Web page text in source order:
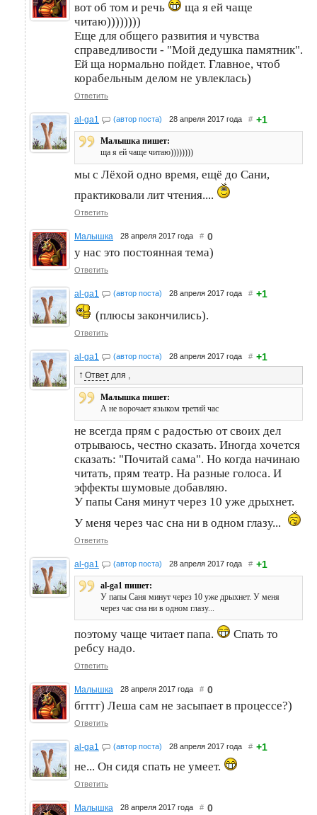
вот об том и речь
ща я ей чаще
читаю))))))))
Еще для общего развития и чувства
справедливости - "Мой дедушка памятник".
Ей ща нормально пойдет. Главное, чтоб
корабельным делом не увлеклась)
Ответить
al-ga1 (автор поста) 28 апреля 2017 года # +1
Малышка пишет:
ща я ей чаще читаю))))))))
мы с Лёхой одно время, ещё до Сани,
практиковали лит чтения....
Ответить
Малышка 28 апреля 2017 года # 0
у нас это постоянная тема)
Ответить
al-ga1 (автор поста) 28 апреля 2017 года # +1
(плюсы закончились).
Ответить
al-ga1 (автор поста) 28 апреля 2017 года # +1
↑ Ответ для ,
Малышка пишет:
А не ворочает языком третий час
не всегда прям с радостью от своих дел
отрываюсь, честно сказать. Иногда хочется
сказать: "Почитай сама". Но когда начинаю
читать, прям театр. На разные голоса. И
эффекты шумовые добавляю.
У папы Саня минут через 10 уже дрыхнет.
У меня через час сна ни в одном глазу...
Ответить
al-ga1 (автор поста) 28 апреля 2017 года # +1
al-ga1 пишет:
У папы Саня минут через 10 уже дрыхнет. У меня
через час сна ни в одном глазу...
поэтому чаще читает папа.
Спать то
ребсу надо.
Ответить
Малышка 28 апреля 2017 года # 0
бгггг) Леша сам не засыпает в процессе?)
Ответить
al-ga1 (автор поста) 28 апреля 2017 года # +1
не... Он сидя спать не умеет.
Ответить
Малышка 28 апреля 2017 года # 0